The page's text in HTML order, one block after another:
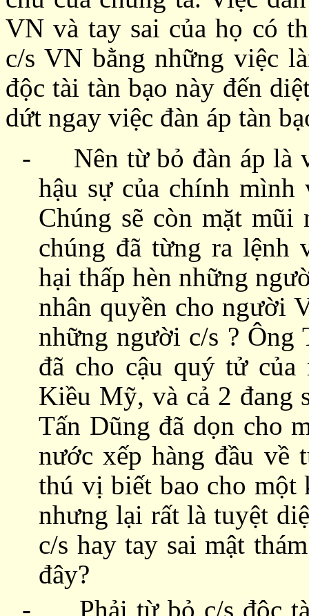
VN và tay sai của họ có
c/s VN bằng những việc
độc tài tàn bạo này đến
dứt ngay việc đàn áp tàn
-
Nên từ bỏ đàn áp là
hậu sự của chính
Chúng sẽ còn mặt mũi
chúng đã từng ra
hại thấp hèn những
nhân quyền cho người
những người c/s ? Ông
đã cho cậu quý tử
Kiều Mỹ, và cả 2 đang
Tấn Dũng đã dọn cho
nước xếp hàng đầu về
thú vị biết bao cho một
nhưng lại rất là tuyệt
c/s hay tay saimật thám
đây?
-
Phải từ bỏ c/s độc